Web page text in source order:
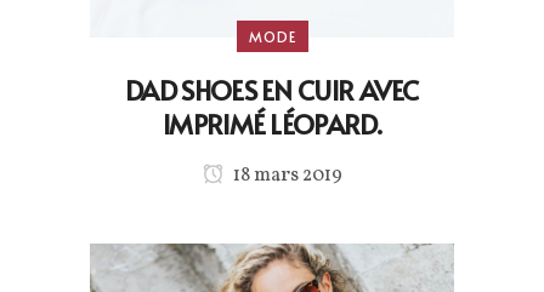
MODE
DAD SHOES EN CUIR AVEC
IMPRIMÉ LÉOPARD.
18 mars 2019